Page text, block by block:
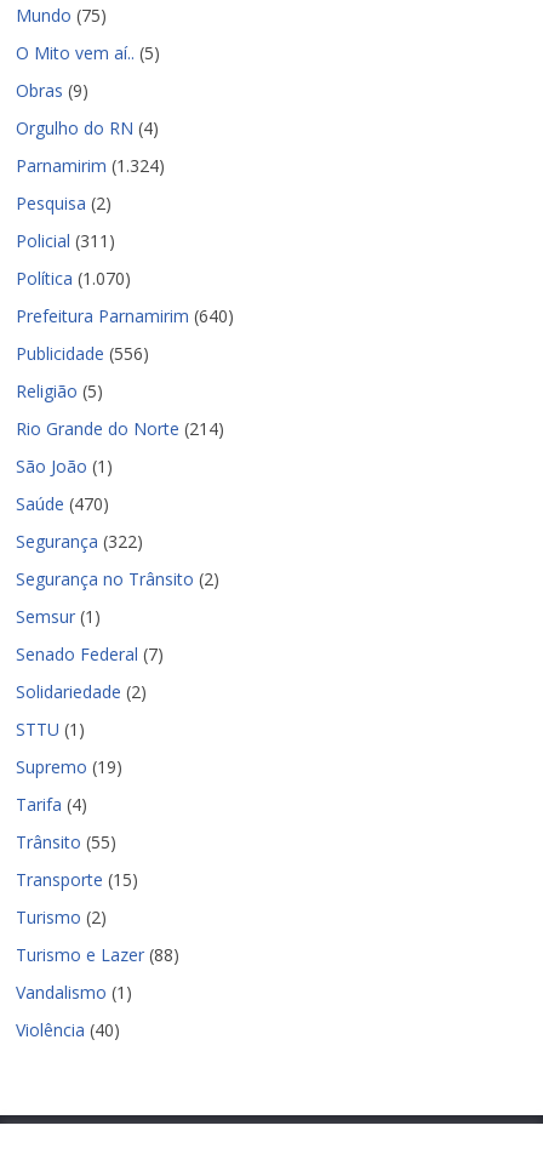
Mundo (75)
O Mito vem aí.. (5)
Obras (9)
Orgulho do RN (4)
Parnamirim (1.324)
Pesquisa (2)
Policial (311)
Política (1.070)
Prefeitura Parnamirim (640)
Publicidade (556)
Religião (5)
Rio Grande do Norte (214)
São João (1)
Saúde (470)
Segurança (322)
Segurança no Trânsito (2)
Semsur (1)
Senado Federal (7)
Solidariedade (2)
STTU (1)
Supremo (19)
Tarifa (4)
Trânsito (55)
Transporte (15)
Turismo (2)
Turismo e Lazer (88)
Vandalismo (1)
Violência (40)